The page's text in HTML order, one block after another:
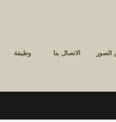
الاتصال بنا وظيفة